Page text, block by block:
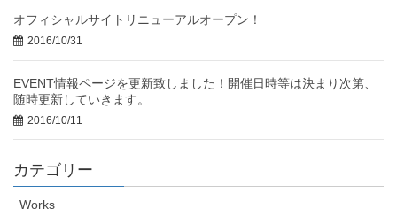
オフィシャルサイトリニューアルオープン！
2016/10/31
EVENT情報ページを更新致しました！開催日時等は決まり次第、
随時更新していきます。
2016/10/11
カテゴリー
Works